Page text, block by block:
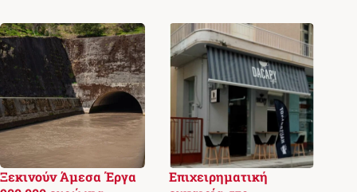
Ξεκινούν Άμεσα Έργα
Επιχειρηματική